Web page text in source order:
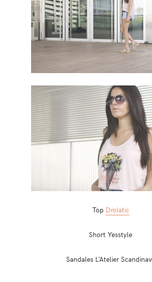
Top Drolatic
Short Yesstyle
Sandales L’Atelier